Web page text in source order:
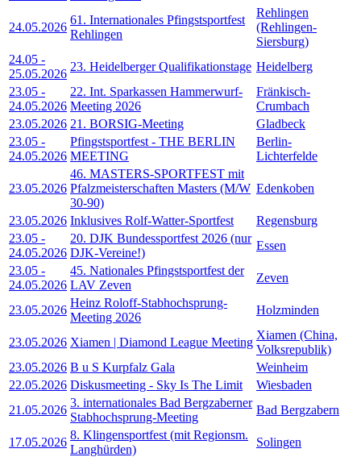
24.05.2026
61. Internationales Pfingstsportfest
Rehlingen
Rehlingen
(Rehlingen-
Siersburg)
24.05 -
25.05.2026
23. Heidelberger Qualifikationstage Heidelberg
23.05 -
24.05.2026
22. Int. Sparkassen Hammerwurf-
Meeting 2026
Fränkisch-
Crumbach
23.05.2026 21. BORSIG-Meeting
Gladbeck
23.05 -
24.05.2026
Pfingstsportfest - THE BERLIN
MEETING
Berlin-
Lichterfelde
23.05.2026
46. MASTERS-SPORTFEST mit
Pfalzmeisterschaften Masters (M/W
30-90)
Edenkoben
23.05.2026 Inklusives Rolf-Watter-Sportfest
Regensburg
23.05 -
24.05.2026
20. DJK Bundessportfest 2026 (nur
DJK-Vereine!)
Essen
23.05 -
24.05.2026
45. Nationales Pfingstsportfest der
LAV Zeven
Zeven
23.05.2026
Heinz Roloff-Stabhochsprung-
Meeting 2026
Holzminden
23.05.2026 Xiamen | Diamond League Meeting
Xiamen (China,
Volksrepublik)
23.05.2026 B u S Kurpfalz Gala
Weinheim
22.05.2026 Diskusmeeting - Sky Is The Limit
Wiesbaden
21.05.2026
3. internationales Bad Bergzaberner
Stabhochsprung-Meeting
Bad Bergzabern
17.05.2026
8. Klingensportfest (mit Regionsm.
Langhürden)
Solingen